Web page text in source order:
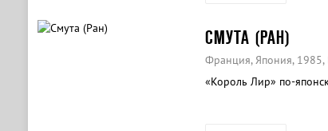
СМУТА (РАН)
Франция, Япония,
«Король Лир» по-